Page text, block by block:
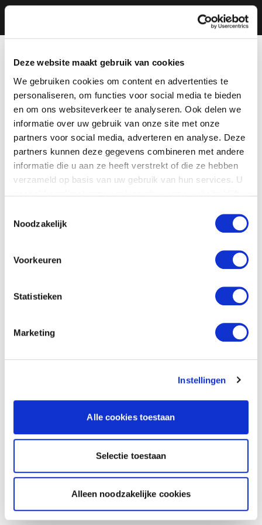
Deze website maakt gebruik van cookies
We gebruiken cookies om content en advertenties te
personaliseren, om functies voor social media te bieden
en om ons websiteverkeer te analyseren. Ook delen we
informatie over uw gebruik van onze site met onze
partners voor social media, adverteren en analyse. Deze
partners kunnen deze gegevens combineren met andere
informatie die u aan ze heeft verstrekt of die ze hebben
verzameld op basis van uw gebruik van hun services. U
Noodzakelijk
Voorkeuren
Statistieken
Marketing
Instellingen
Alle cookies toestaan
Selectie toestaan
Alleen noodzakelijke cookies